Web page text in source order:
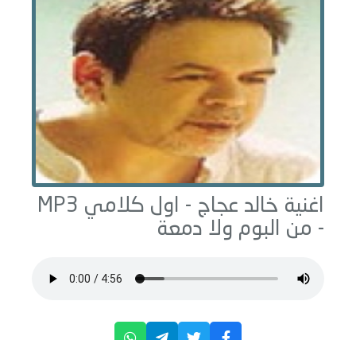
اغنية خالد عجاج - اول كلامي MP3
- من البوم ولا دمعة